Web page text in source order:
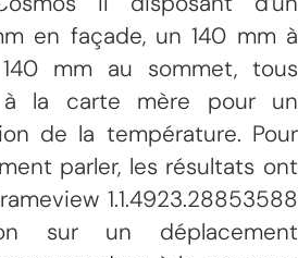
en façade, un 140 mm à
mm au sommet, tous
à la carte mère pour un
de la température. Pour
parler, les résultats ont
1.1.4923.28853588
sur un déplacement